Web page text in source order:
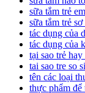
sữa tắm trẻ em
sữa tắm trẻ sơ
tác dụng của
tác dụng của
tại sao trẻ
tai sao tre so
tên các loại
thực phẩm để